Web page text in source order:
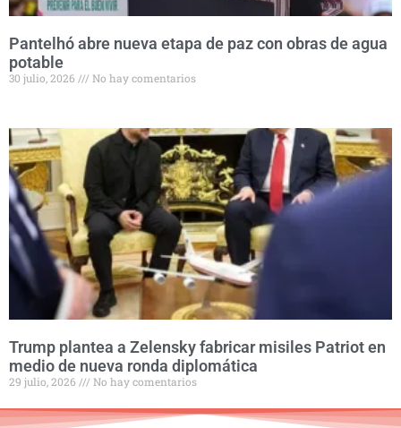
Pantelhó abre nueva etapa de paz con obras de agua
potable
30 julio, 2026 No hay comentarios
Trump plantea a Zelensky fabricar misiles Patriot en
medio de nueva ronda diplomática
29 julio, 2026 No hay comentarios